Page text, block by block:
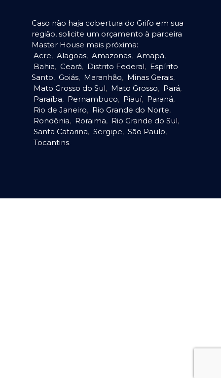
Caso não haja cobertura do Grifo em sua
região, solicite um orçamento à parceira
Master House mais próxima:
Acre, Alagoas, Amazonas, Amapá,
Bahia, Ceará, Distrito Federal, Espírito
Santo, Goiás, Maranhão, Minas Gerais,
Mato Grosso do Sul, Mato Grosso, Pará,
Paraíba, Pernambuco, Piauí, Paraná,
Rio de Janeiro, Rio Grande do Norte,
Rondônia, Roraima, Rio Grande do Sul,
Santa Catarina, Sergipe, São Paulo,
Tocantins.